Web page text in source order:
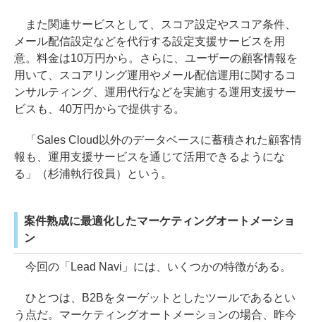
また関連サービスとして、スコア設定やスコア条件、
メール配信設定などを代行する設定支援サービスを用
意。料金は10万円から。さらに、ユーザーの顧客情報を
用いて、スコアリング運用やメール配信運用に関するコ
ンサルティング、運用代行などを実施する運用支援サー
ビスも、40万円からで提供する。
「Sales Cloud以外のデータベースに蓄積された顧客情
報も、運用支援サービスを通じて活用できるようにな
る」（杉浦執行役員）という。
案件熟成に最適化したマーケティングオートメーショ
ン
今回の「Lead Navi」には、いくつかの特徴がある。
ひとつは、B2Bをターゲットとしたツールであるとい
う点だ。マーケティングオートメーションの場合、昨今